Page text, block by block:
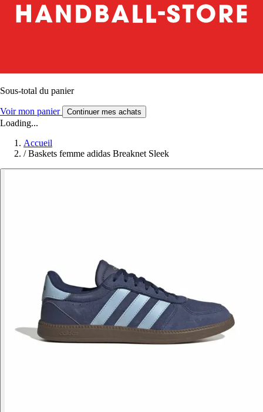
Sous-total du panier
Voir mon panier Continuer mes achats
Loading...
Accueil
/ Baskets femme adidas Breaknet Sleek